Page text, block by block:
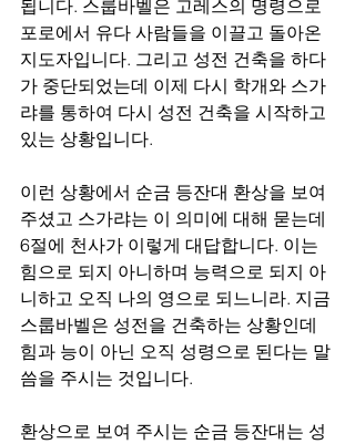
됩니다. 스룹바벨은 고레스의 명령으로
포로에서 유다 사람들을 이끌고 돌아온
지도자입니다. 그리고 성전 건축을 하다
가 중단되었는데 이제 다시 학개와 스가
랴를 통하여 다시 성전 건축을 시작하고
있는 상황입니다.
이런 상황에서 순금 등잔대 환상을 보여
주셨고 스가랴는 이 의미에 대해 묻는데
6절에 천사가 이렇게 대답합니다. 이는
힘으로 되지 아니하며 능력으로 되지 아
니하고 오직 나의 영으로 되느니라. 지금
스룹바벨은 성전을 건축하는 상황인데
힘과 능이 아닌 오직 성령으로 된다는 말
씀을 주시는 것입니다.
환상으로 보여 주시는 순금 등잔대는 성